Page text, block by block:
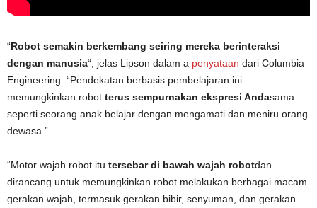
“Robot semakin berkembang seiring mereka berinteraksi
dengan manusia“, jelas Lipson dalam a penyataan dari Columbia
Engineering. “Pendekatan berbasis pembelajaran ini
memungkinkan robot terus sempurnakan ekspresi Andasama
seperti seorang anak belajar dengan mengamati dan meniru orang
dewasa.”
“Motor wajah robot itu tersebar di bawah wajah robotdan
dirancang untuk memungkinkan robot melakukan berbagai macam
gerakan wajah, termasuk gerakan bibir, senyuman, dan gerakan